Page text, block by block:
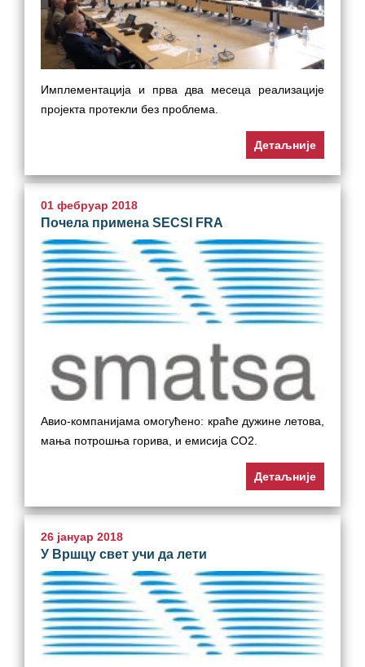
Имплементација и прва два месеца реализације
пројекта протекли без проблема.
Детаљније
01 фебруар 2018
Почела примена SECSI FRA
Авио-компанијама омогућено: краће дужине летова,
мања потрошња горива, и емисија CО2.
Детаљније
26 јануар 2018
У Вршцу свет учи да лети